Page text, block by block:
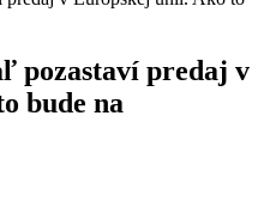
pozastaví predaj v
bude na